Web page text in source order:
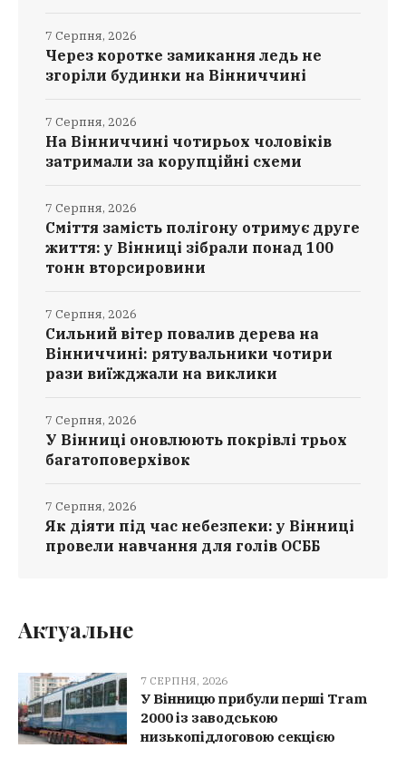
Через коротке замикання ледь не
згоріли будинки на Вінниччині
7 Серпня, 2026
На Вінниччині чотирьох чоловіків
затримали за корупційні схеми
7 Серпня, 2026
Сміття замість полігону отримує друге
життя: у Вінниці зібрали понад 100
тонн вторсировини
7 Серпня, 2026
Сильний вітер повалив дерева на
Вінниччині: рятувальники чотири
рази виїжджали на виклики
7 Серпня, 2026
У Вінниці оновлюють покрівлі трьох
багатоповерхівок
7 Серпня, 2026
Як діяти під час небезпеки: у Вінниці
провели навчання для голів ОСББ
7 Серпня, 2026
Актуальне
7 СЕРПНЯ, 2026
У Вінницю прибули перші Tram
2000 із заводською
низькопідлоговою секцією